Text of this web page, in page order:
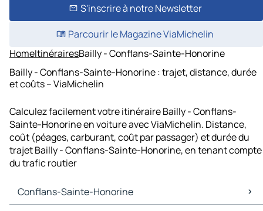
S'inscrire à notre Newsletter
Parcourir le Magazine ViaMichelin
HomeItinérairesBailly - Conflans-Sainte-Honorine
Bailly - Conflans-Sainte-Honorine : trajet, distance, durée
et coûts – ViaMichelin
Calculez facilement votre itinéraire Bailly - Conflans-
Sainte-Honorine en voiture avec ViaMichelin. Distance,
coût (péages, carburant, coût par passager) et durée du
trajet Bailly - Conflans-Sainte-Honorine, en tenant compte
du trafic routier
Conflans-Sainte-Honorine